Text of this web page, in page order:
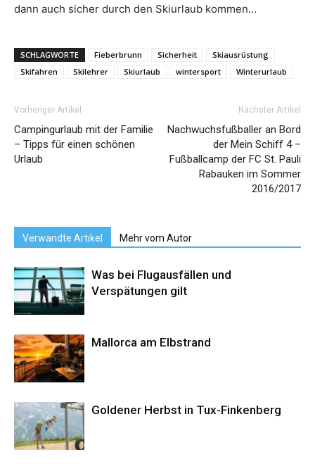
dann auch sicher durch den Skiurlaub kommen…
SCHLAGWORTE Fieberbrunn Sicherheit
Skiausrüstung
Skifahren
Skilehrer Skiurlaub wintersport Winterurlaub
Vorheriger Artikel
Campingurlaub mit der Familie
– Tipps für einen schönen
Urlaub
Nächster Artikel
Nachwuchsfußballer an Bord
der Mein Schiff 4 –
Fußballcamp der FC St. Pauli
Rabauken im Sommer
2016/2017
Verwandte Artikel Mehr vom Autor
Was bei Flugausfällen und
Verspätungen gilt
Mallorca am Elbstrand
Goldener Herbst in Tux-Finkenberg